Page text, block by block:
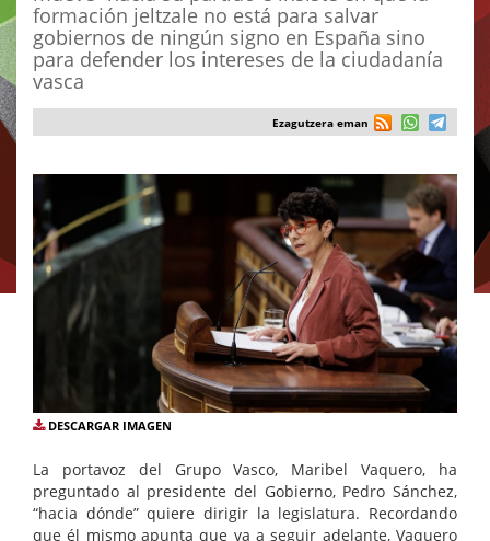
formación jeltzale no está para salvar
gobiernos de ningún signo en España sino
para defender los intereses de la ciudadanía
vasca
Ezagutzera eman
DESCARGAR IMAGEN
La portavoz del Grupo Vasco, Maribel Vaquero, ha
preguntado al presidente del Gobierno, Pedro Sánchez,
“hacia dónde” quiere dirigir la legislatura. Recordando
que él mismo apunta que va a seguir adelante, Vaquero